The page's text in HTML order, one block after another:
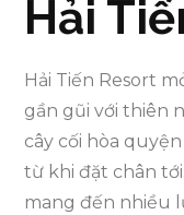
Hải
Hải Tiến Resort
gần gũi với thiên
cây cối hòa
từ khi đặt chân
mang đến nhiều